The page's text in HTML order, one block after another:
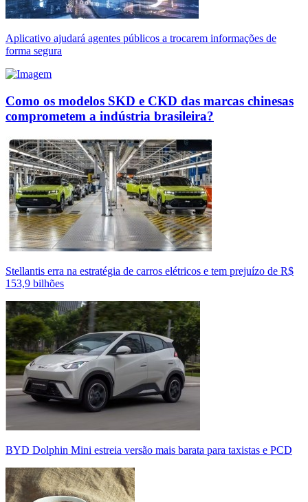
Aplicativo ajudará agentes públicos a trocarem informações de
forma segura
Como os modelos SKD e CKD das marcas chinesas
comprometem a indústria brasileira?
Stellantis erra na estratégia de carros elétricos e tem prejuízo de R$
153,9 bilhões
BYD Dolphin Mini estreia versão mais barata para taxistas e PCD